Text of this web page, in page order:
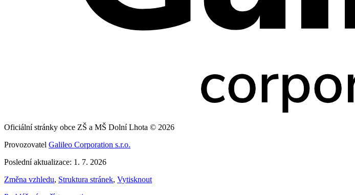
Oficiální stránky obce ZŠ a MŠ Dolní Lhota © 2026
Provozovatel Galileo Corporation s.r.o.
Poslední aktualizace: 1. 7. 2026
Změna vzhledu, Struktura stránek, Vytisknout